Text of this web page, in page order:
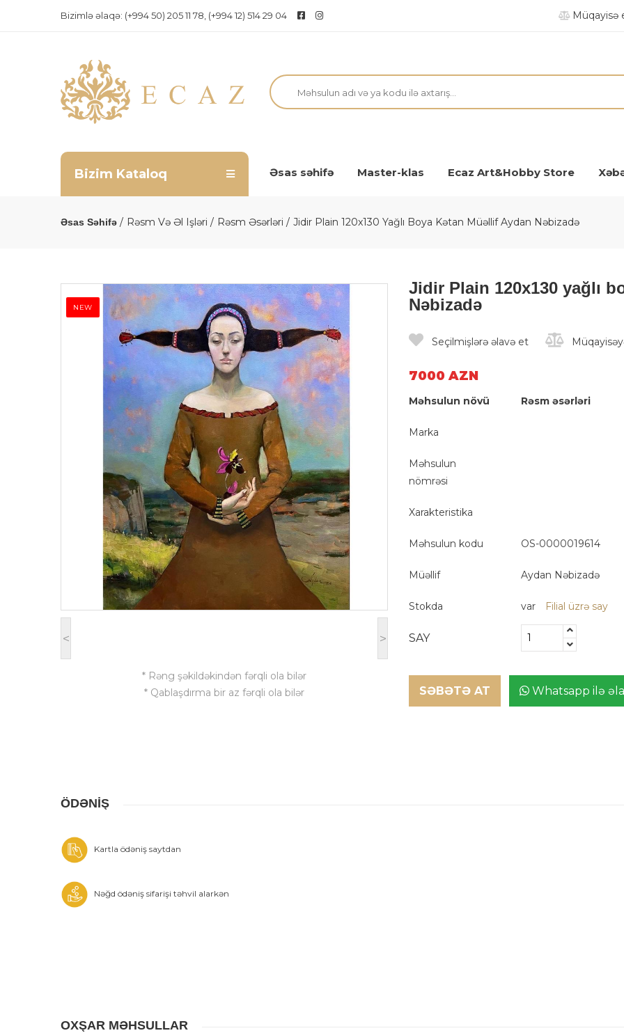
Bizimlə əlaqə: (+994 50) 205 11 78, (+994 12) 514 29 04 Müqayisə
Bizim Kataloq Əsas səhifə Master-klas Ecaz Art&Hobby Store
Əsas Səhifə Rəsm Və Əl Işləri Rəsm Əsərləri Jidir Plain 120x130 Yağlı Boya Kətan Müəllif Aydan Nəbizadə
NEW
< >
* Rəng şəkildəkindən fərqli ola bilər
* Qablaşdırma bir az fərqli ola bilər
Jidir Plain 120x130 yağlı
Nəbizadə
Seçilmişlərə əlavə et
7000 AZN
Məhsulun növü Rəsm əsərləri
Marka
Məhsulun
nömrəsi
Xarakteristika
Məhsulun kodu OS-0000019614
Müəllif Aydan Nəbizadə
Stokda var Filial üzrə say
SAY
SƏBƏTƏ AT Whatsapp ilə
ÖDƏNİŞ
Kartla ödəniş saytdan
Nəğd ödəniş sifarişi təhvil alarkən
OXŞAR MƏHSULLAR